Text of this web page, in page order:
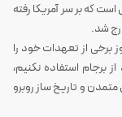
که بر سر آ‌مریکا رفته
شد.
برخی از تعهدات خود را
برجام استفاده نکنیم،
و تاریخ ساز روبرو